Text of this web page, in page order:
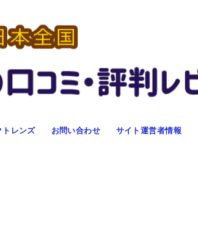
トレンズ お問い合わせ サイト運営者情報